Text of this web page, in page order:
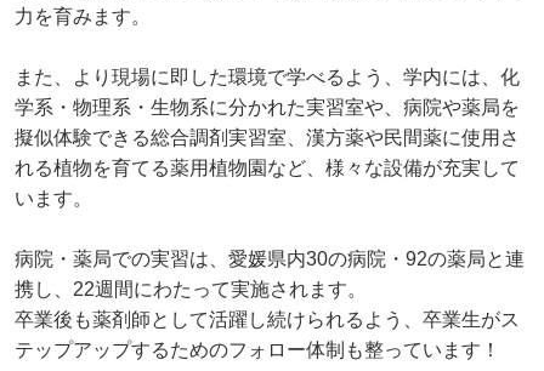
力を育みます。
また、より現場に即した環境で学べるよう、学内には、化
学系・物理系・生物系に分かれた実習室や、病院や薬局を
擬似体験できる総合調剤実習室、漢方薬や民間薬に使用さ
れる植物を育てる薬用植物園など、様々な設備が充実して
います。
病院・薬局での実習は、愛媛県内30の病院・92の薬局と連
携し、22週間にわたって実施されます。
卒業後も薬剤師として活躍し続けられるよう、卒業生がス
テップアップするためのフォロー体制も整っています！